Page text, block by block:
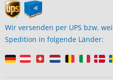
Wir versenden per UPS bzw.
Spedition in folgende Länder: